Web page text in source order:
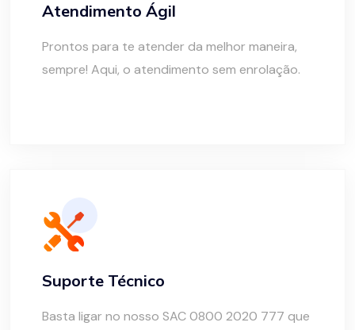
Atendimento Ágil
Prontos para te atender da melhor maneira,
sempre! Aqui, o atendimento sem enrolação.
Suporte Técnico
Basta ligar no nosso SAC 0800 2020 777 que